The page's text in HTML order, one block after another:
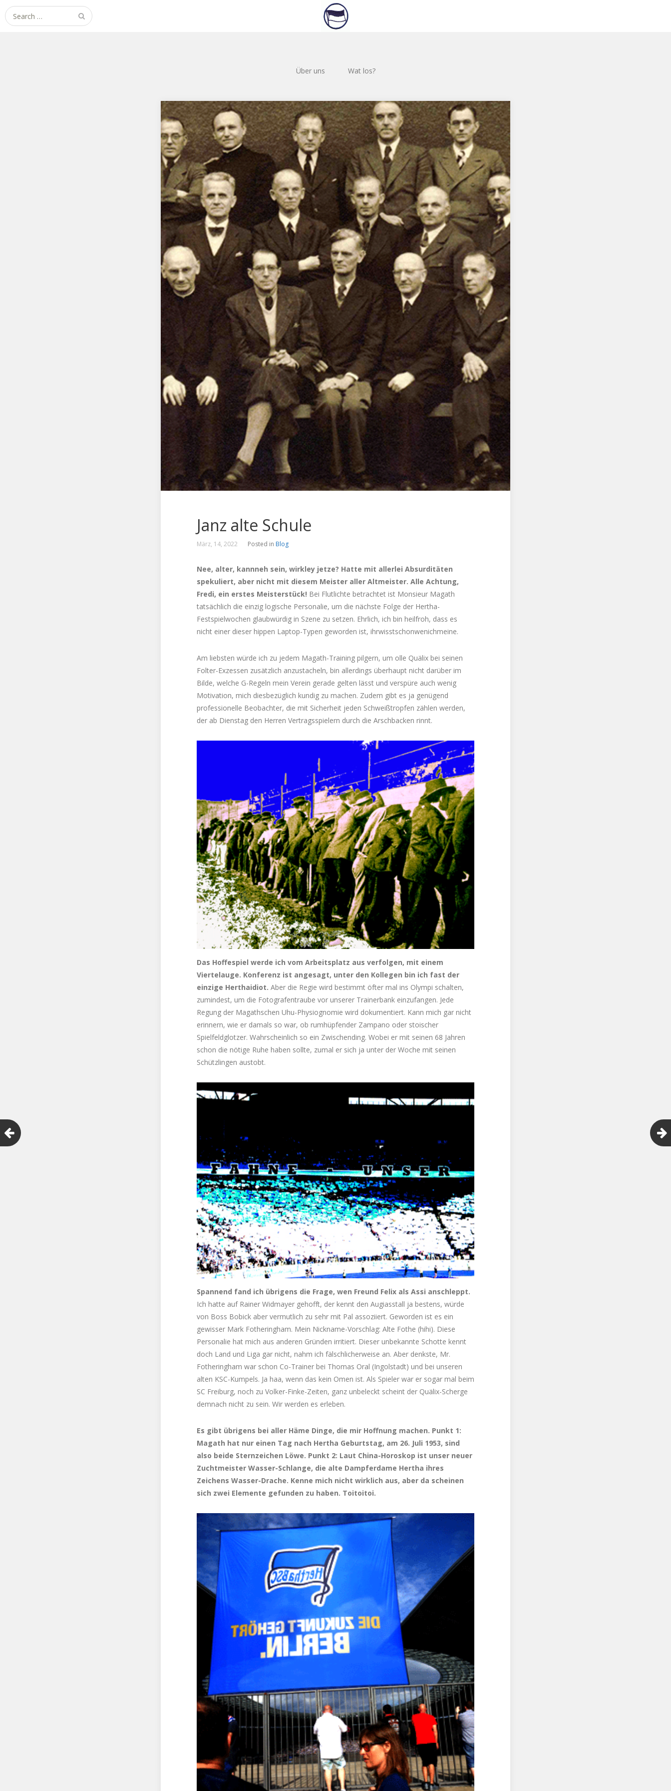
Search
for:
Über uns Wat los?
Janz alte Schule
März, 14, 2022 Posted in Blog
Nee, alter, kannneh sein, wirkley jetze? Hatte mit allerlei Absurditäten
spekuliert, aber nicht mit diesem Meister aller Altmeister. Alle Achtung,
Fredi, ein erstes Meisterstück! Bei Flutlichte betrachtet ist Monsieur Magath
tatsächlich die einzig logische Personalie, um die nächste Folge der Hertha-
Festspielwochen glaubwürdig in Szene zu setzen. Ehrlich, ich bin heilfroh, dass es
nicht einer dieser hippen Laptop-Typen geworden ist, ihrwisstschonwenichmeine.
Am liebsten würde ich zu jedem Magath-Training pilgern, um olle Quälix bei seinen
Folter-Exzessen zusätzlich anzustacheln, bin allerdings überhaupt nicht darüber im
Bilde, welche G-Regeln mein Verein gerade gelten lässt und verspüre auch wenig
Motivation, mich diesbezüglich kundig zu machen. Zudem gibt es ja genügend
professionelle Beobachter, die mit Sicherheit jeden Schweißtropfen zählen werden,
der ab Dienstag den Herren Vertragsspielern durch die Arschbacken rinnt.
Das Hoffespiel werde ich vom Arbeitsplatz aus verfolgen, mit einem
Viertelauge. Konferenz ist angesagt, unter den Kollegen bin ich fast der
einzige Herthaidiot. Aber die Regie wird bestimmt öfter mal ins Olympi schalten,
zumindest, um die Fotografentraube vor unserer Trainerbank einzufangen. Jede
Regung der Magathschen Uhu-Physiognomie wird dokumentiert. Kann mich gar nicht
erinnern, wie er damals so war, ob rumhüpfender Zampano oder stoischer
Spielfeldglotzer. Wahrscheinlich so ein Zwischending. Wobei er mit seinen 68 Jahren
schon die nötige Ruhe haben sollte, zumal er sich ja unter der Woche mit seinen
Schützlingen austobt.
Spannend fand ich übrigens die Frage, wen Freund Felix als Assi anschleppt.
Ich hatte auf Rainer Widmayer gehofft, der kennt den Augiasstall ja bestens, würde
von Boss Bobick aber vermutlich zu sehr mit Pal assoziiert. Geworden ist es ein
gewisser Mark Fotheringham. Mein Nickname-Vorschlag: Alte Fothe (hihi). Diese
Personalie hat mich aus anderen Gründen irritiert. Dieser unbekannte Schotte kennt
doch Land und Liga gar nicht, nahm ich fälschlicherweise an. Aber denkste, Mr.
Fotheringham war schon Co-Trainer bei Thomas Oral (Ingolstadt) und bei unseren
alten KSC-Kumpels. Ja haa, wenn das kein Omen ist. Als Spieler war er sogar mal beim
SC Freiburg, noch zu Volker-Finke-Zeiten, ganz unbeleckt scheint der Quälix-Scherge
demnach nicht zu sein. Wir werden es erleben.
Es gibt übrigens bei aller Häme Dinge, die mir Hoffnung machen. Punkt 1:
Magath hat nur einen Tag nach Hertha Geburtstag, am 26. Juli 1953, sind
also beide Sternzeichen Löwe. Punkt 2: Laut China-Horoskop ist unser neuer
Zuchtmeister Wasser-Schlange, die alte Dampferdame Hertha ihres
Zeichens Wasser-Drache. Kenne mich nicht wirklich aus, aber da scheinen
sich zwei Elemente gefunden zu haben. Toitoitoi.